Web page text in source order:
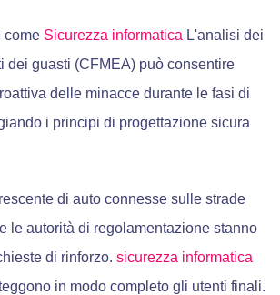
come Sicurezza informatica L'analisi dei
dei guasti (CFMEA) può consentire
delle minacce durante le fasi di
i principi di progettazione sicura
di auto connesse sulle strade
le autorità di regolamentazione stanno
di rinforzo. sicurezza informatica
in modo completo gli utenti finali.